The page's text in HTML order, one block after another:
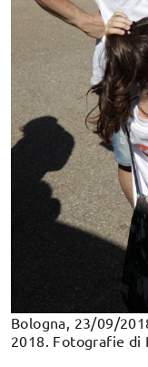
Bologna, 23/09/
2018. Fotografie di